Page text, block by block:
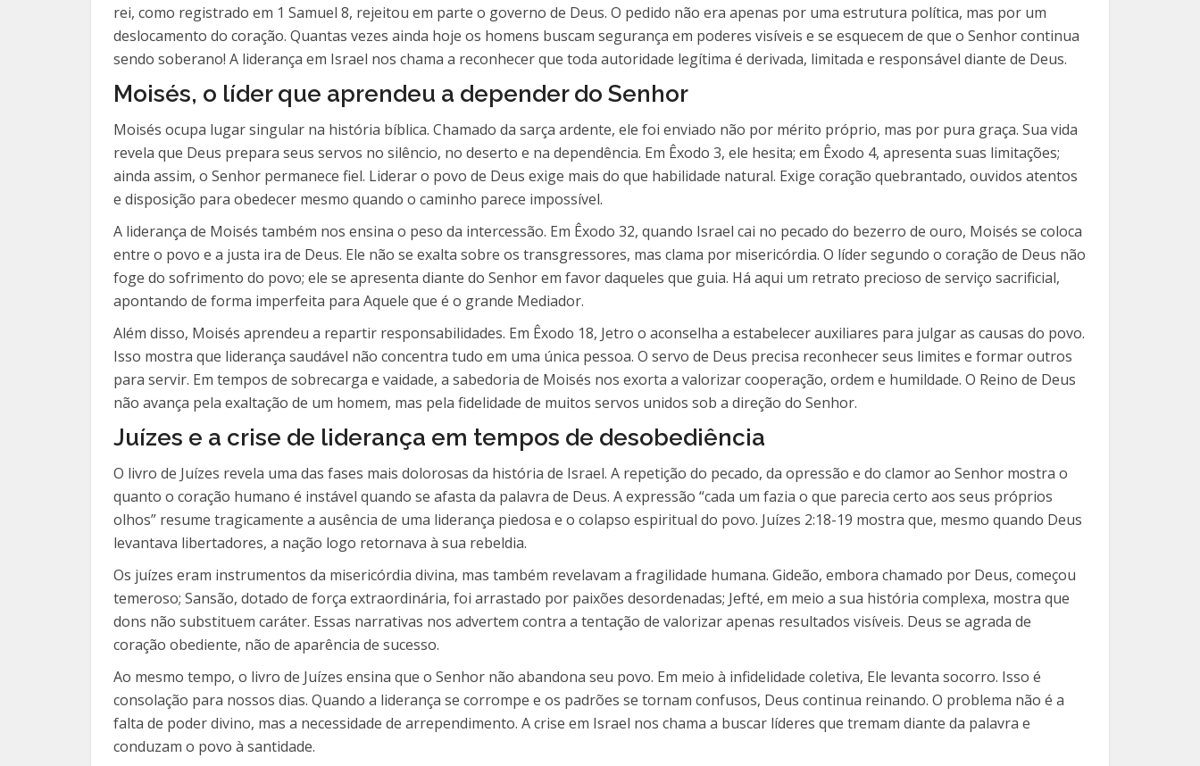
rei, como registrado em 1 Samuel 8, rejeitou em parte o governo de Deus. O pedido não era apenas por uma estrutura política, mas por um
deslocamento do coração. Quantas vezes ainda hoje os homens buscam segurança em poderes visíveis e se esquecem de que o Senhor continua
sendo soberano! A liderança em Israel nos chama a reconhecer que toda autoridade legítima é derivada, limitada e responsável diante de Deus.
Moisés, o líder que aprendeu a depender do Senhor
Moisés ocupa lugar singular na história bíblica. Chamado da sarça ardente, ele foi enviado não por mérito próprio, mas por pura graça. Sua vida
revela que Deus prepara seus servos no silêncio, no deserto e na dependência. Em Êxodo 3, ele hesita; em Êxodo 4, apresenta suas limitações;
ainda assim, o Senhor permanece fiel. Liderar o povo de Deus exige mais do que habilidade natural. Exige coração quebrantado, ouvidos atentos
e disposição para obedecer mesmo quando o caminho parece impossível.
A liderança de Moisés também nos ensina o peso da intercessão. Em Êxodo 32, quando Israel cai no pecado do bezerro de ouro, Moisés se coloca
entre o povo e a justa ira de Deus. Ele não se exalta sobre os transgressores, mas clama por misericórdia. O líder segundo o coração de Deus não
foge do sofrimento do povo; ele se apresenta diante do Senhor em favor daqueles que guia. Há aqui um retrato precioso de serviço sacrificial,
apontando de forma imperfeita para Aquele que é o grande Mediador.
Além disso, Moisés aprendeu a repartir responsabilidades. Em Êxodo 18, Jetro o aconselha a estabelecer auxiliares para julgar as causas do povo.
Isso mostra que liderança saudável não concentra tudo em uma única pessoa. O servo de Deus precisa reconhecer seus limites e formar outros
para servir. Em tempos de sobrecarga e vaidade, a sabedoria de Moisés nos exorta a valorizar cooperação, ordem e humildade. O Reino de Deus
não avança pela exaltação de um homem, mas pela fidelidade de muitos servos unidos sob a direção do Senhor.
Juízes e a crise de liderança em tempos de desobediência
O livro de Juízes revela uma das fases mais dolorosas da história de Israel. A repetição do pecado, da opressão e do clamor ao Senhor mostra o
quanto o coração humano é instável quando se afasta da palavra de Deus. A expressão “cada um fazia o que parecia certo aos seus próprios
olhos” resume tragicamente a ausência de uma liderança piedosa e o colapso espiritual do povo. Juízes 2:18-19 mostra que, mesmo quando Deus
levantava libertadores, a nação logo retornava à sua rebeldia.
Os juízes eram instrumentos da misericórdia divina, mas também revelavam a fragilidade humana. Gideão, embora chamado por Deus, começou
temeroso; Sansão, dotado de força extraordinária, foi arrastado por paixões desordenadas; Jefté, em meio a sua história complexa, mostra que
dons não substituem caráter. Essas narrativas nos advertem contra a tentação de valorizar apenas resultados visíveis. Deus se agrada de
coração obediente, não de aparência de sucesso.
Ao mesmo tempo, o livro de Juízes ensina que o Senhor não abandona seu povo. Em meio à infidelidade coletiva, Ele levanta socorro. Isso é
consolação para nossos dias. Quando a liderança se corrompe e os padrões se tornam confusos, Deus continua reinando. O problema não é a
falta de poder divino, mas a necessidade de arrependimento. A crise em Israel nos chama a buscar líderes que tremam diante da palavra e
conduzam o povo à santidade.